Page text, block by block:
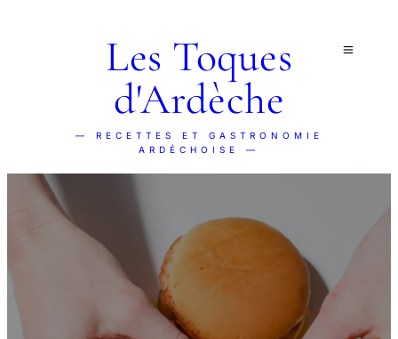
Les Toques
d'Ardèche
— RECETTES ET GASTRONOMIE
ARDÉCHOISE —